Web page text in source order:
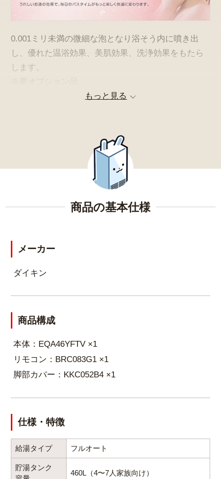
0.001ミリ未満の微細な泡となり浴そう内に噴き出
し、優れた温浴効果、美肌効果、洗浄効果をもたら
します。
量の確認や、脱衣所のエアコンとも連動できます。
災害に備える「気象警報緊急沸き上げ」！
停電や断水につながる可能性のある警報・注意報が
発令されると、無線LAN接続のリモコンと連動し、
もっと見る
商品の基本仕様
メーカー
ダイキン
商品構成
本体：EQA46YFTV ×1
リモコン：BRC083G1 ×1
脚部カバー：KKC052B4 ×1
仕様・特徴
給湯タイプ フルオート
貯湯タンク
460L（4〜7人家族向け）